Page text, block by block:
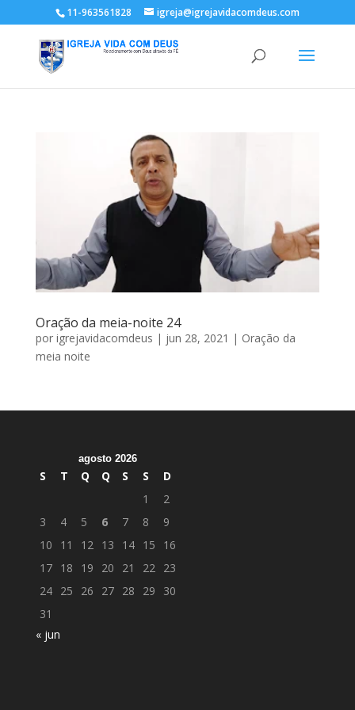
11-963561828 igreja@igrejavidacomdeus.com
Oração da meia-noite 24
por igrejavidacomdeus | jun 28, 2021 | Oração da
meia noite
agosto 2026
S T Q Q S S
D
1
2
3
4 5 6 7 8
9
10
11 12 13 14 15
16
17 18 19 20 21 22
23
24 25 26 27 28 29
30
31
« jun